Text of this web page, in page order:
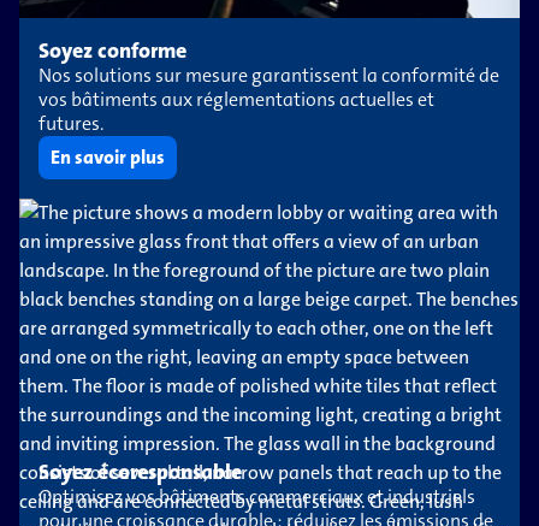
Soyez conforme
Nos solutions sur mesure garantissent la conformité de
vos bâtiments aux réglementations actuelles et
futures.
En savoir plus
Soyez écoresponsable
Optimisez vos bâtiments commerciaux et industriels
pour une croissance durable : réduisez les émissions de